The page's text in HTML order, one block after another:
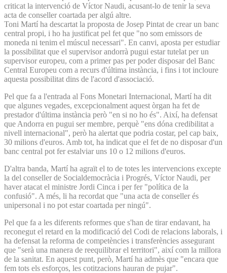
criticat la intervenció de Víctor Naudi, acusant-lo de tenir la seva
acta de conseller coartada per algú altre.
Toni Martí ha descartat la proposta de Josep Pintat de crear un banc
central propi, i ho ha justificat pel fet que "no som emissors de
moneda ni tenim el múscul necessari". En canvi, aposta per estudiar
la possibilitat que el supervisor andorrà pugui estar tutelat per un
supervisor europeu, com a primer pas per poder disposar del Banc
Central Europeu com a recurs d'última instància, i fins i tot incloure
aquesta possibilitat dins de l'acord d'associació.
Pel que fa a l'entrada al Fons Monetari Internacional, Martí ha dit
que algunes vegades, excepcionalment aquest òrgan ha fet de
prestador d'última instància però "en si no ho és". Així, ha defensat
que Andorra en pugui ser membre, perquè "ens dóna credibilitat a
nivell internacional", però ha alertat que podria costar, pel cap baix,
30 milions d'euros. Amb tot, ha indicat que el fet de no disposar d'un
banc central pot fer estalviar uns 10 o 12 milions d'euros.
D'altra banda, Martí ha agraït el to de totes les intervencions excepte
la del conseller de Socialdemocràcia i Progrés, Víctor Naudi, per
haver atacat el ministre Jordi Cinca i per fer "política de la
confusió". A més, li ha recordat que "una acta de conseller és
unipersonal i no pot estar coartada per ningú".
Pel que fa a les diferents reformes que s'han de tirar endavant, ha
reconegut el retard en la modificació del Codi de relacions laborals, i
ha defensat la reforma de competències i transferències assegurant
que "serà una manera de reequilibrar el territori", així com la millora
de la sanitat. En aquest punt, però, Martí ha admès que "encara que
fem tots els esforços, les cotitzacions hauran de pujar".